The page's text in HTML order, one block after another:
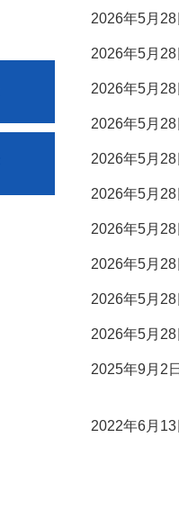
2026年5月
2026年5月
2026年5月
2026年5月
2026年5月
2026年5月
2026年5月
2026年5月
2026年5月
2026年5月
2025年9月2
2022年6月